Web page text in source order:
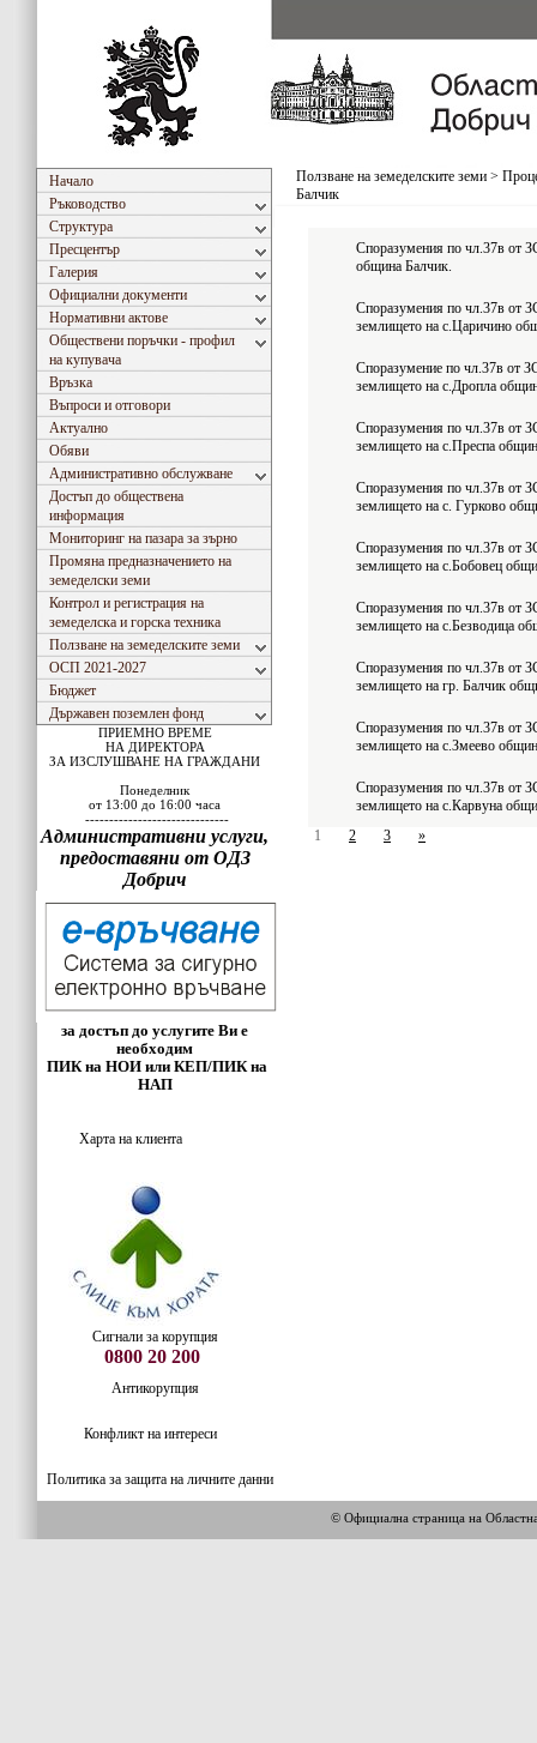
Начало
Ръководство
Структура
Пресцентър
Галерия
Официални документи
Нормативни актове
Обществени поръчки - профил
на купувача
Връзка
Въпроси и отговори
Актуално
Обяви
Административно обслужване
Достъп до обществена
информация
Мониторинг на пазара за зърно
Промяна предназначението на
земеделски земи
Контрол и регистрация на
земеделска и горска техника
Ползване на земеделските земи
ОСП 2021-2027
Бюджет
Държавен поземлен фонд
ПРИЕМНО ВРЕМЕ
НА ДИРЕКТОРА
ЗА ИЗСЛУШВАНЕ НА ГРАЖДАНИ
Понеделник
от 13:00 до 16:00 часа
------------------------------
Административни услуги,
предоставяни от ОДЗ
Добрич
за достъп до услугите Ви е
необходим
ПИК на НОИ или КЕП/ПИК на
НАП
Харта на клиента
Сигнали за корупция
0800 20 200
Антикорупция
Конфликт на интереси
Политика за защита на личните данни
Ползване на земеделските земи >
Балчик
Споразумения по чл.37в от
община Балчик.
Споразумения по чл.37в от
землището на с.Царичино
Споразумениe по чл.37в от
землището на с.Дропла
Споразумения по чл.37в от
землището на с.Преспа
Споразумения по чл.37в от
землището на с. Гурково
Споразумения по чл.37в от
землището на с.Бобовец
Споразумения по чл.37в от
землището на с.Безводица
Споразумения по чл.37в от
землището на гр. Балчик
Споразумения по чл.37в от
землището на с.Змеево
Споразумения по чл.37в от
землището на с.Карвуна
1
2 3 »
© Официална страница на